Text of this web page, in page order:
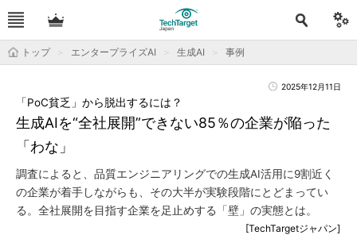
トップ エンタープライズAI 生成AI 事例
2025年12月11日
生成AIを“全社展開”できない85％の企業が陥った
「わな」
「PoC貧乏」から脱出するには？
調査によると、品質エンジニアリングでの生成AI活用に9割近く
の企業が着手しながらも、その大半が実験段階にとどまってい
る。全社展開を目指す企業を足止めする「壁」の実態とは。
[TechTargetジャパン]